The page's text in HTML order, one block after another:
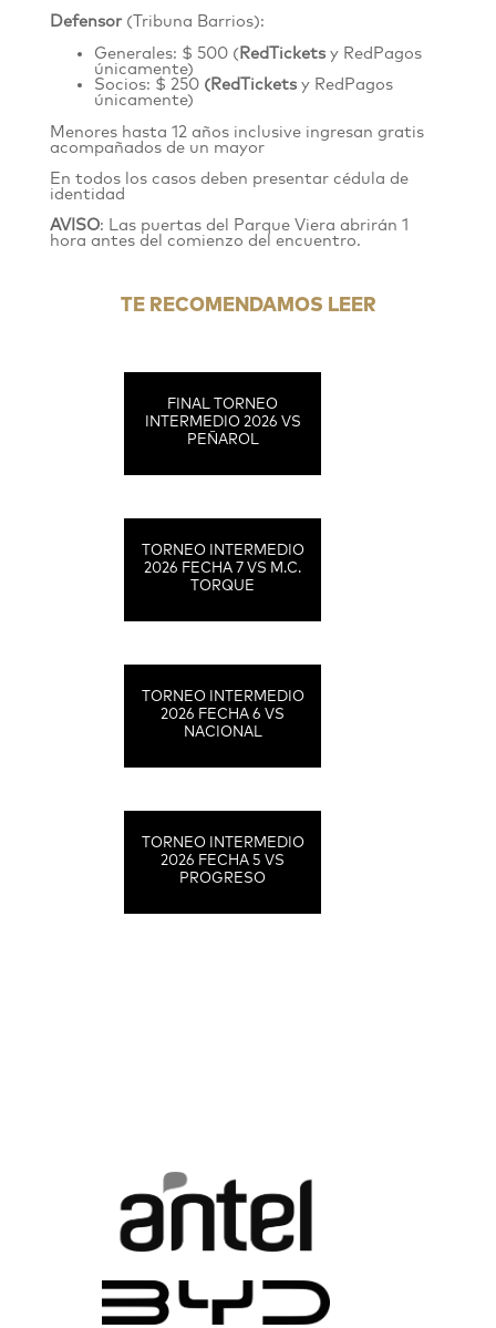
Defensor(Tribuna Barrios):
Generales: $ 500 (RedTickets y RedPagos
únicamente)
Socios: $ 250 (RedTicketsy RedPagos
únicamente)
Menores hasta 12 años inclusive ingresan gratis
acompañados de un mayor
En todos los casos deben presentar cédula de
identidad
AVISO: Las puertas del Parque Viera abrirán 1
hora antes del comienzo del encuentro.
TE RECOMENDAMOS LEER
FINAL TORNEO
INTERMEDIO 2026 VS
PEÑAROL
TORNEO INTERMEDIO
2026 FECHA 7 VS M.C.
TORQUE
TORNEO INTERMEDIO
2026 FECHA 6 VS
NACIONAL
TORNEO INTERMEDIO
2026 FECHA 5 VS
PROGRESO